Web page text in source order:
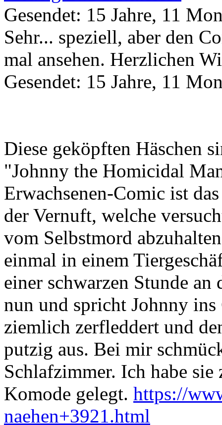
Gesendet: 15 Jahre, 11
Sehr... speziell, aber den
mal ansehen. Herzlichen
Gesendet: 15 Jahre, 11
Diese geköpften Häschen
"Johnny the Homicidal
Erwachsenen-Comic ist
der Vernuft, welche
vom Selbstmord
einmal in einem
einer schwarzen Stunde
nun und spricht Johnny ins
ziemlich zerfleddert und
putzig aus. Bei mir
Schlafzimmer. Ich habe
Komode gelegt. https://
naehen+3921.html